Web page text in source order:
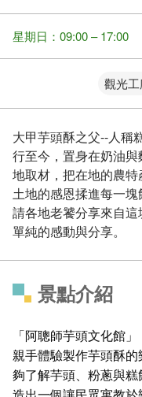
星期日：09:00 – 17:00
觀光工
大甲芋頭酥之父--人稱
行至今，置身在奶油
地取材，把在地的農
土地的感恩揉進每一
請各地老饕分享來自
單純的感動與分享。
景點介紹
「阿聰師芋頭文化館
親手體驗製作芋頭酥
夠了解芋頭、粉蔥與